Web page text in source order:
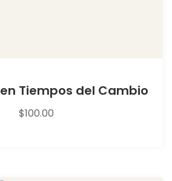
Tiempos del Cambio
$100.00